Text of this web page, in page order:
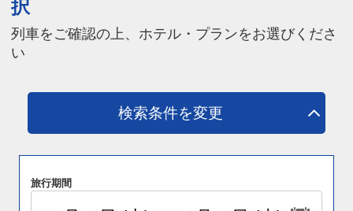
択
列車をご確認の上、ホテル・プランをお選びくださ
い
検索条件を変更
旅行期間